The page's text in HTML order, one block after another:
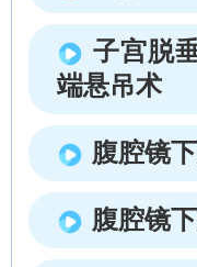
子宫脱
端悬吊术
腹腔镜
腹腔镜